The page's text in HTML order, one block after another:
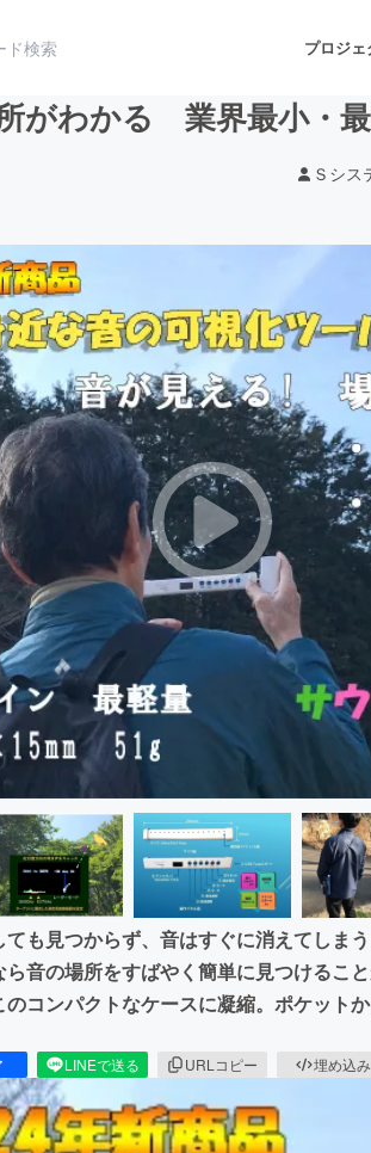
プロジ
写真
ロジー・ガジェット ゲーム・サ
画 書籍・雑誌
・起業 チャレンジ
り・地域活性化
がわかる 業界最小・
Ｓシス
も見つからず、音はすぐに消えてしま
ら音の場所をすばやく簡単に見つけるこ
コンパクトなケースに凝縮。ポケット
LINEで送る URLコピー 埋め込み